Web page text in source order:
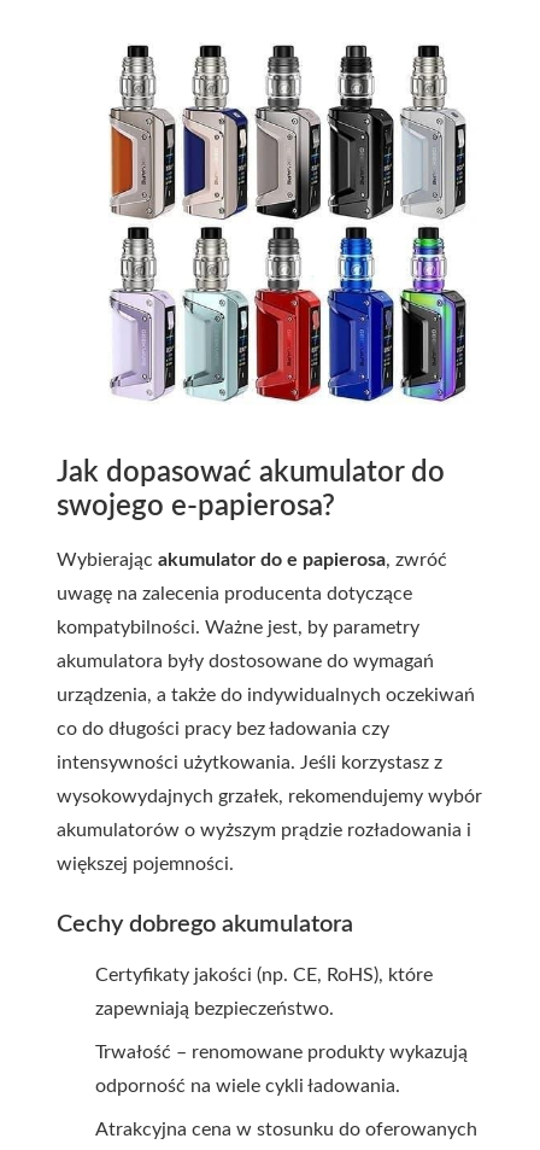
Jak dopasować akumulator do
swojego e-papierosa?
Wybierając akumulator do e papierosa, zwróć
uwagę na zalecenia producenta dotyczące
kompatybilności. Ważne jest, by parametry
akumulatora były dostosowane do wymagań
urządzenia, a także do indywidualnych oczekiwań
co do długości pracy bez ładowania czy
intensywności użytkowania. Jeśli korzystasz z
wysokowydajnych grzałek, rekomendujemy wybór
akumulatorów o wyższym prądzie rozładowania i
większej pojemności.
Cechy dobrego akumulatora
Certyfikaty jakości (np. CE, RoHS), które
zapewniają bezpieczeństwo.
Trwałość – renomowane produkty wykazują
odporność na wiele cykli ładowania.
Atrakcyjna cena w stosunku do oferowanych